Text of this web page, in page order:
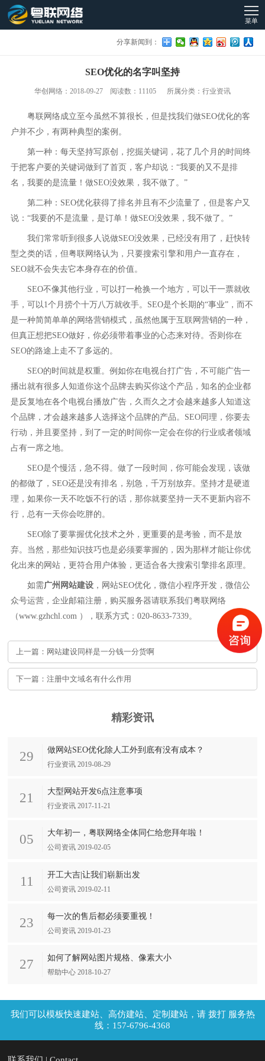
菜单
分享新闻到：
SEO优化的名字叫坚持
华创网络：2018-09-27 阅读数：11105 所属分类：行业资讯
粤联网络成立至今虽然不算很长，但是找我们做SEO优化的客
户并不少，有两种典型的案例。
第一种：每天坚持写原创，挖掘关键词，花了几个月的时间终
于把客户要的关键词做到了首页，客户却说：“我要的又不是排
名，我要的是流量！做SEO没效果，我不做了。”
第二种：SEO优化获得了排名并且有不少流量了，但是客户又
说：“我要的不是流量，是订单！做SEO没效果，我不做了。”
我们常常听到很多人说做SEO没效果，已经没有用了，赶快转
型之类的话，但粤联网络认为，只要搜索引擎和用户一直存在，
SEO就不会失去它本身存在的价值。
SEO不像其他行业，可以打一枪换一个地方，可以干一票就收
手，可以1个月捞个十万八万就收手。SEO是个长期的“事业”，而不
是一种简简单单的网络营销模式，虽然他属于互联网营销的一种，
但真正想把SEO做好，你必须带着事业的心态来对待。否则你在
SEO的路途上走不了多远的。
SEO的时间就是权重。例如你在电视台打广告，不可能广告一
播出就有很多人知道你这个品牌去购买你这个产品，知名的企业都
是反复地在各个电视台播放广告，久而久之才会越来越多人知道这
个品牌，才会越来越多人选择这个品牌的产品。SEO同理，你要去
行动，并且要坚持，到了一定的时间你一定会在你的行业或者领域
占有一席之地。
SEO是个慢活，急不得。做了一段时间，你可能会发现，该做
的都做了，SEO还是没有排名，别急，千万别放弃。坚持才是硬道
理，如果你一天不吃饭不行的话，那你就要坚持一天不更新内容不
行，总有一天你会吃胖的。
SEO除了要掌握优化技术之外，更重要的是考验，而不是放
弃。当然，那些知识技巧也是必须要掌握的，因为那样才能让你优
化出来的网站，更符合用户体验，更适合各大搜索引擎排名原理。
如需广州网站建设 ，网站SEO优化，微信小程序开发，微信公
众号运营，企业邮箱注册，购买服务器请联系我们粤联网络
（www.gzhchl.com ），联系方式：020-8633-7339。
上一篇：网站建设同样是一分钱一分货啊
下一篇：注册中文域名有什么作用
精彩资讯
29 做网站SEO优化除人工外到底有没有成本？
行业资讯 2019-08-29
21 大型网站开发6点注意事项
行业资讯 2017-11-21
05 大年初一，粤联网络全体同仁给您拜年啦！
公司资讯 2019-02-05
11 开工大吉|让我们崭新出发
公司资讯 2019-02-11
23 每一次的售后都必须要重视！
公司资讯 2019-01-23
27 如何了解网站图片规格、像素大小
帮助中心 2018-10-27
拨打 服务热
线：157-6796-4368